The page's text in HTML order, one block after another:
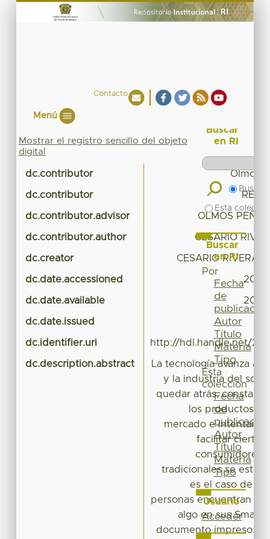
Contacto
Menú
Mostrar el registro sencillo del objeto
digital
dc.contributor Olmos
dc.contributor
dc.contributor.advisor OLMOS PEÑA,
dc.contributor.author CESARIO
dc.creator CESARIO RIVERA,
dc.date.accessioned
dc.date.available
dc.date.issued
dc.identifier.uri http://hdl.handle.net/
dc.description.abstract
La tecnología avanza a
y la industria del
quedar atrás,
los productos
mercado e intentan
facilitar ciertas
consumidores.
tradicionales se están
es el caso de
personas encuentran
algo en sus
documento impreso.
Buscar
en RI
Buscar
Esta
Buscar
en RI
Por
Fecha
de
publicación
Autor
Título
Materia
Tipo
Esta
colección
Fecha
de
publicación
Autor
Título
Materia
Tipo
Usuario
Acceder